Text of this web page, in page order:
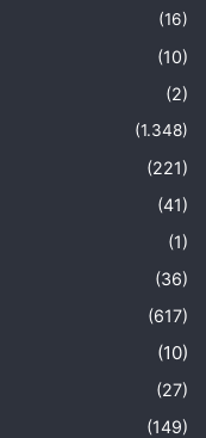
(16)
(10)
(2)
(1.348)
(221)
(41)
(1)
(36)
(617)
(10)
(27)
(149)